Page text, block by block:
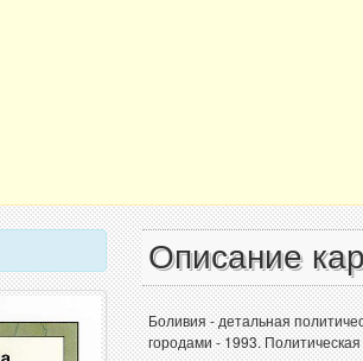
Описание
Боливия - детальная
городами - 1993.